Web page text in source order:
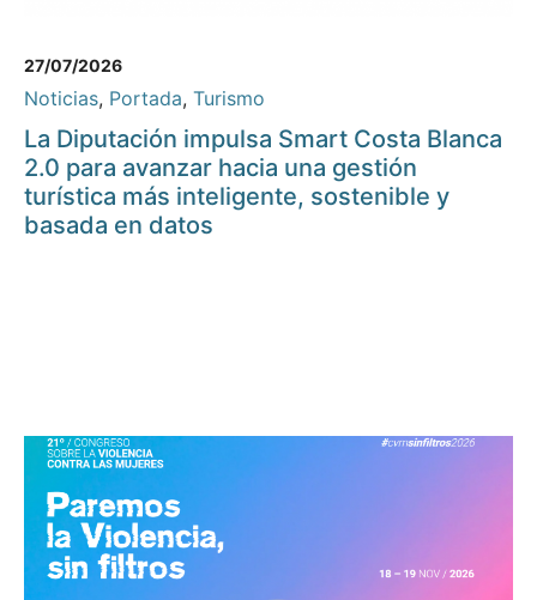
27/07/2026
Noticias, Portada, Turismo
La Diputación impulsa Smart Costa Blanca
2.0 para avanzar hacia una gestión
turística más inteligente, sostenible y
basada en datos